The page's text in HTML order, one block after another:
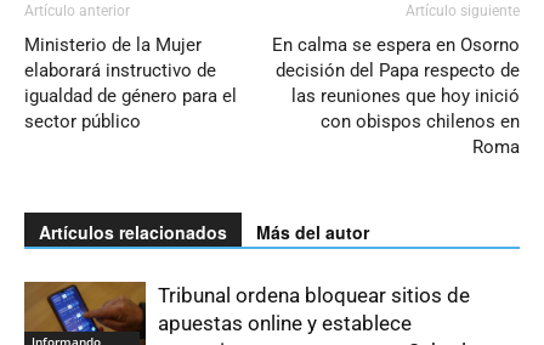
Artículo anterior
Ministerio de la Mujer
elaborará instructivo de
igualdad de género para el
sector público
Artículo siguiente
En calma se espera en Osorno
decisión del Papa respecto de
las reuniones que hoy inició
con obispos chilenos en
Roma
Artículos relacionados Más del autor
Tribunal ordena bloquear sitios de
apuestas online y establece